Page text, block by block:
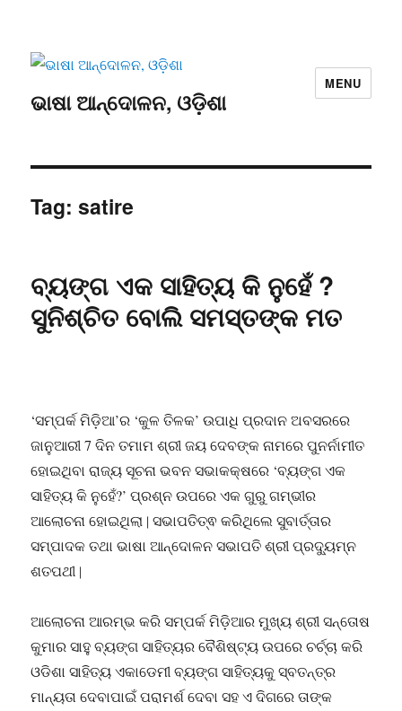
ଭାଷା ଆନ୍ଦୋଳନ, ଓଡ଼ିଶା
MENU
Tag:satire
ବ୍ୟଙ୍ଗ ଏକ ସାହିତ୍ୟ କି ନୁହେଁ ?
ସୁନିଶ୍ଚିତ ବୋଲି ସମସ୍ତଙ୍କ ମତ
‘ସମ୍ପର୍କ ମିଡ଼ିଆ’ର ‘କୁଳ ତିଳକ’ ଉପାଧି ପ୍ରଦାନ ଅବସରରେ
ଜାନୁଆରୀ 7 ଦିନ ତମାମ ଶ୍ରୀ ଜୟ ଦେବଙ୍କ ନାମରେ ପୁନର୍ନାମୀତ
ହୋଇଥିବା ରାଜ୍ୟ ସୂଚନା ଭବନ ସଭାକକ୍ଷରେ ‘ବ୍ୟଙ୍ଗ ଏକ
ସାହିତ୍ୟ କି ନୁହେଁ?’ ପ୍ରଶ୍ନ ଉପରେ ଏକ ଗୁରୁ ଗମ୍ଭୀର
ଆଲୋଚନା ହୋଇଥିଲା ∣ ସଭାପତିତ୍ଵ କରିଥିଲେ ସୁବାର୍ତ୍ତାର
ସମ୍ପାଦକ ତଥା ଭାଷା ଆନ୍ଦୋଳନ ସଭାପତି ଶ୍ରୀ ପ୍ରଦ୍ୟୁମ୍ନ
ଶତପଥୀ ∣
ଆଲୋଚନା ଆରମ୍ଭ କରି ସମ୍ପର୍କ ମିଡ଼ିଆର ମୁଖ୍ୟ ଶ୍ରୀ ସନ୍ତୋଷ
କୁମାର ସାହୁ ବ୍ୟଙ୍ଗ ସାହିତ୍ୟର ବୈଶିଷ୍ଟ୍ୟ ଉପରେ ଚର୍ଚ୍ଚା କରି
ଓଡିଶା ସାହିତ୍ୟ ଏକାଡେମୀ ବ୍ୟଙ୍ଗ ସାହିତ୍ୟକୁ ସ୍ବତନ୍ତ୍ର
ମାନ୍ୟତା ଦେବାପାଇଁ ପରାମର୍ଶ ଦେବା ସହ ଏ ଦିଗରେ ତାଙ୍କ